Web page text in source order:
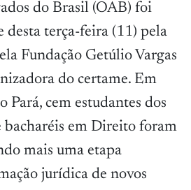
do Brasil (OAB) foi
desta terça-feira (11) pela
Fundação Getúlio Vargas
do certame. Em
Pará, cem estudantes dos
bacharéis em Direito foram
mais uma etapa
jurídica de novos